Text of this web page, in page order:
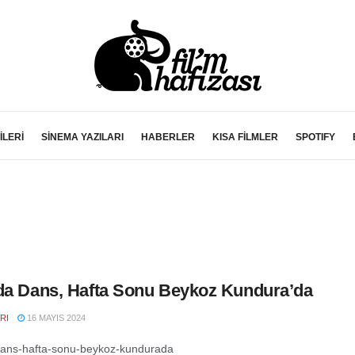
SİNEMA YAZILARI HABERLER KISA FİLMLER SPOTIFY
Dans, Hafta Sonu Beykoz Kundura’da
16 MAYIS 2024
hafta-sonu-beykoz-kundurada